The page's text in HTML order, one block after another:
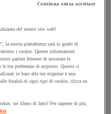
Continua senza accettare
del nostro sito web!
la nostra piattaforma sarà in grado di
i cookie. Queste informazioni
partner Internet di misurare le
tue preferenze di acquisto. Questo ci
in base alle tue esigenze e una
finalità di ogni tipo di cookie, clicca su
sei libero di farlo! Per saperne di più,